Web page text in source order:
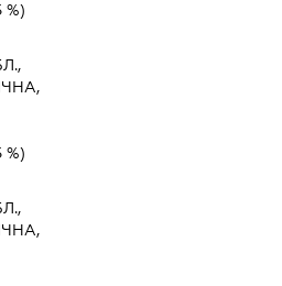
%)
%)